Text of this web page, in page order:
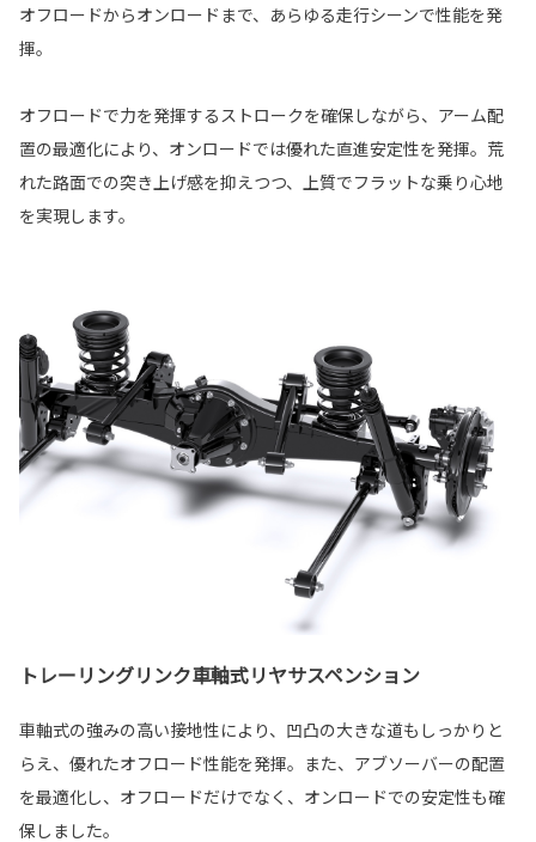
オフロードからオンロードまで、あらゆる走行シーンで性能を発
揮。
オフロードで力を発揮するストロークを確保しながら、アーム配
置の最適化により、オンロードでは優れた直進安定性を発揮。荒
れた路面での突き上げ感を抑えつつ、上質でフラットな乗り心地
を実現します。
トレーリングリンク車軸式リヤサスペンション
車軸式の強みの高い接地性により、凹凸の大きな道もしっかりと
らえ、優れたオフロード性能を発揮。また、アブソーバーの配置
を最適化し、オフロードだけでなく、オンロードでの安定性も確
保しました。